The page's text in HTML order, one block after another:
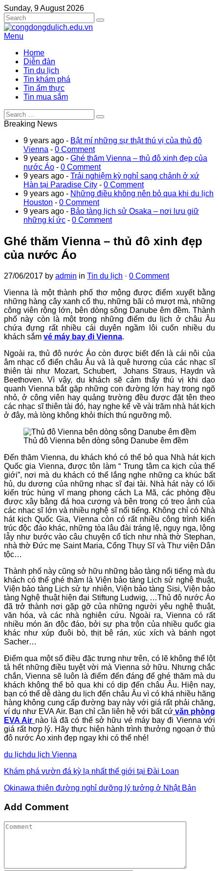
Sunday, 9 August 2026
Menu
Home
Diễn đàn
Tin du lịch
Tin khám phá
Tin ẩm thực
Tin mua sắm
Breaking News
9 years ago - Bật mí những sự thật thú vị của thủ đô
Vienna - 0 Comment
9 years ago - Ghé thăm Vienna – thủ đô xinh đẹp của
nước Áo - 0 Comment
9 years ago - Trải nghiệm kỳ nghỉ sang chảnh ở xứ
Hàn tại Paradise City - 0 Comment
9 years ago - Những điều không nên bỏ qua khi du lịch
Houston - 0 Comment
9 years ago - Bảo tàng lịch sử Osaka – nơi lưu giữ
những kí ức - 0 Comment
Ghé thăm Vienna – thủ đô xinh đẹp
của nước Áo
27/06/2017 by admin in Tin du lịch · 0 Comment
Vienna là một thành phố thơ mộng được điểm xuyết bằng
những hàng cây xanh cổ thụ, những bãi cỏ mượt mà, những
công viên rộng lớn, bên dòng sông Danube êm đềm. Thành
phố này còn là một trong những điểm du lịch ở châu Âu
chứa đựng rất nhiều cái duyên ngầm lôi cuốn nhiều du
khách sắm vé máy bay đi Vienna.
Ngoài ra, thủ đô nước Áo còn được biết đến là cái nôi của
âm nhạc cổ điển châu Âu và là quê hương của các nhạc sĩ
thiên tài như Mozart, Schubert, Johans Straus, Haydn và
Beethoven. Vì vậy, du khách sẽ cảm thấy thú vị khi dạo
quanh Vienna bắt gặp những con đường lớn hay trong ngõ
nhỏ, ở công viên hay quảng trường đều được đặt tên theo
các nhạc sĩ thiên tài đó, hay nghe kể về vài trăm nhà hát kịch
ở đây, mà lòng không khỏi thích thú ngưỡng mộ.
Thủ đô Vienna bên dòng sông Danube êm đềm
Đến thăm Vienna, du khách khó có thể bỏ qua Nhà hát kịch
Quốc gia Vienna, được tôn làm “ Trung tâm ca kịch của thế
giới”, nơi mà du khách có thể lắng nghe những ca khúc bất
hủ, du dương của những nhạc sĩ đại tài. Nhà hát này có lối
kiến trúc hùng vĩ mang phong cách La Mã, các phòng đều
được xây bằng đá hoa cương và bên trong có treo ảnh của
các nhạc sĩ lớn và nhiều nghệ sĩ nổi tiếng. Không chỉ có Nhà
hát kịch Quốc Gia, Vienna còn có rất nhiều công trình kiến
trúc độc đáo khác, những tòa lâu đài tráng lệ, nguy nga, lộng
lẫy như bước vào câu chuyện cổ tích như nhà thờ Stephan,
nhà thờ Đức mẹ Saint Maria, Cổng Thụy Sĩ và Thư viện Dân
tộc…
Thành phố này cũng sở hữu những bảo tàng nổi tiếng mà du
khách có thể ghé thăm là Viện bảo tàng Lịch sử nghệ thuật,
Viện bảo tàng Lịch sử tự nhiên, Viện bảo tàng Sisi, Viện bảo
tàng Nghệ thuật hiện đại Stiftung Ludwig, …Thủ đô nước Áo
đã trở thành nơi gặp gỡ của những người yêu nghệ thuật,
văn hóa, và các nhà nghiên cứu. Ngoài ra, Vienna có rất
nhiều món ăn độc đáo, bởi sự pha trộn của nhiều quốc gia
khác như xúp đuôi bò, thịt bê rán, xúc xích và bánh ngọt
Sacher…
Điểm qua một số điều đặc trưng như trên, có lẽ không thể lột
tả hết những điều tuyệt vời mà Vienna sở hữu. Nhưng chắc
chắn, Vienna sẽ luôn là điểm đến đáng để ghé thăm mà du
khách không thể bỏ qua khi có dịp đến châu Âu. Hiện nay,
bạn có thể dễ dàng du lịch đến châu Âu vì có khá nhiều hãng
hàng không cung cấp đường bay này với giá rất phải chăng,
ví dụ như EVA Air. Bạn chỉ cần liên hệ với bất cứvăn phòng
EVA Air nào là đã có thể sở hữu vé máy bay đi Vienna với
giá rất hợp lý. Hãy thực hiện hành trình thưởng ngoạn ở thủ
đô nước Áo xinh đẹp ngay khi có thể nhé!
du lịchdu lịch Vienna
Khám phá vườn đá kỳ lạ nhất thế giới tại Đài Loan
Okinawa thiên đường nghỉ dưỡng lý tưởng ở Nhật Bản
Add Comment